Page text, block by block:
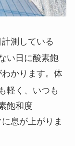
測している
い日に酸素飽
かります。体
軽く、いつも
飽和度
息が上がりま